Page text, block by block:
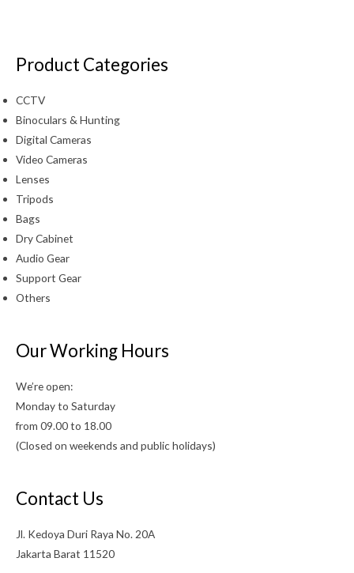
Product Categories
CCTV
Binoculars & Hunting
Digital Cameras
Video Cameras
Lenses
Tripods
Bags
Dry Cabinet
Audio Gear
Support Gear
Others
Our Working Hours
We’re open:
Monday to Saturday
from 09.00 to 18.00
(Closed on weekends and public holidays)
Contact Us
Jl. Kedoya Duri Raya No. 20A
Jakarta Barat 11520